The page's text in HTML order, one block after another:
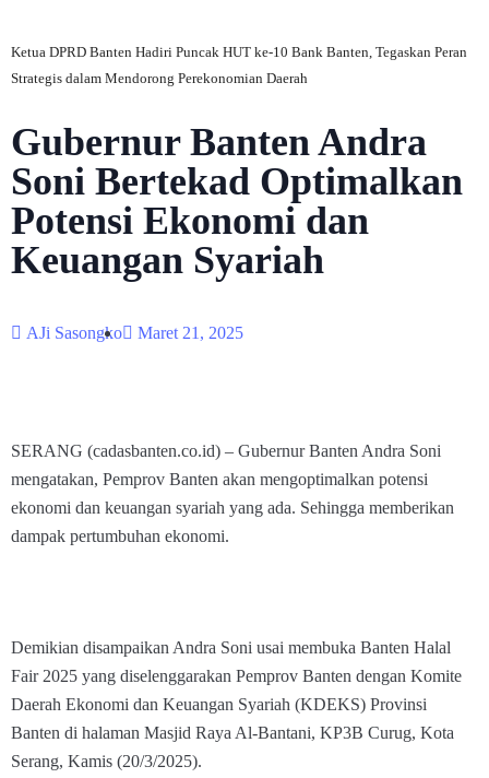
Ketua DPRD Banten Hadiri Puncak HUT ke-10 Bank Banten, Tegaskan Peran
Strategis dalam Mendorong Perekonomian Daerah
Gubernur Banten Andra
Soni Bertekad Optimalkan
Potensi Ekonomi dan
Keuangan Syariah
AJi Sasongko Maret 21, 2025
SERANG (cadasbanten.co.id) – Gubernur Banten Andra Soni
mengatakan, Pemprov Banten akan mengoptimalkan potensi
ekonomi dan keuangan syariah yang ada. Sehingga memberikan
dampak pertumbuhan ekonomi.
Demikian disampaikan Andra Soni usai membuka Banten Halal
Fair 2025 yang diselenggarakan Pemprov Banten dengan Komite
Daerah Ekonomi dan Keuangan Syariah (KDEKS) Provinsi
Banten di halaman Masjid Raya Al-Bantani, KP3B Curug, Kota
Serang, Kamis (20/3/2025).